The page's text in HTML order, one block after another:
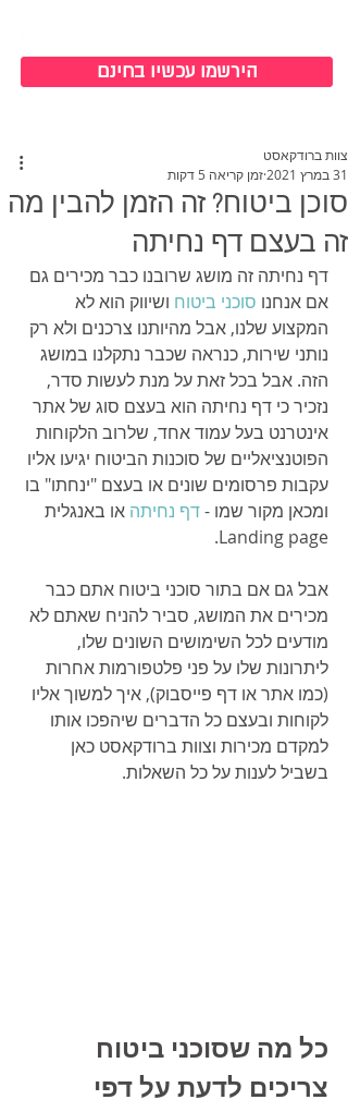
הירשמו עכשיו בחינם
סוכן ביטוח? זה הזמן להבין מה
זה בעצם דף נחיתה
צוות ברודקאסט
31 במרץ 2021
זמן קריאה 5 דקות
דף נחיתה זה מושג שרובנו כבר מכירים גם
אם אנחנו סוכני ביטוח ושיווק הוא לא
המקצוע שלנו, אבל מהיותנו צרכנים ולא רק
נותני שירות, כנראה שכבר נתקלנו במושג
הזה. אבל בכל זאת על מנת לעשות סדר,
נזכיר כי דף נחיתה הוא בעצם סוג של אתר
אינטרנט בעל עמוד אחד, שלרוב הלקוחות
הפוטנציאליים של סוכנות הביטוח יגיעו אליו
עקבות פרסומים שונים או בעצם "ינחתו" בו
ומכאן מקור שמו - דף נחיתה או באנגלית
Landing page.
אבל גם אם בתור סוכני ביטוח אתם כבר
מכירים את המושג, סביר להניח שאתם לא
מודעים לכל השימושים השונים שלו,
ליתרונות שלו על פני פלטפורמות אחרות
(כמו אתר או דף פייסבוק), איך למשוך אליו
לקוחות ובעצם כל הדברים שיהפכו אותו
למקדם מכירות וצוות ברודקאסט כאן
בשביל לענות על כל השאלות.
כל מה שסוכני ביטוח
צריכים לדעת על דפי